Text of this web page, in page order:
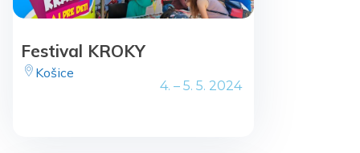
Festival KROKY
Košice
4. – 5. 5. 2024